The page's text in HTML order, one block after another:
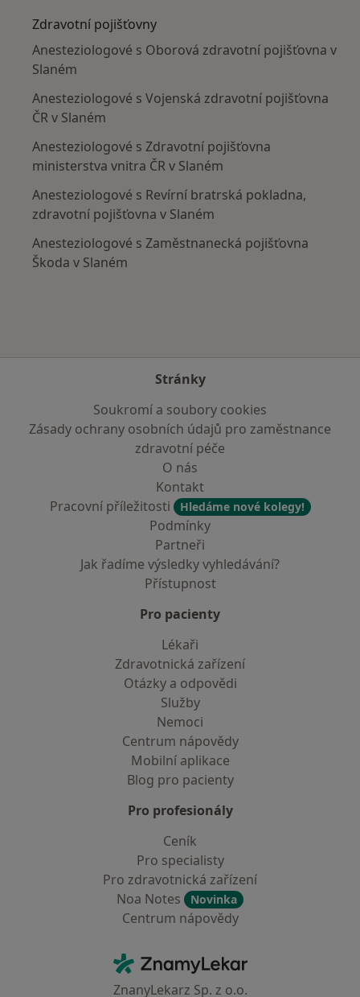
Zdravotní pojišťovny
Anesteziologové s Oborová zdravotní pojišťovna v
Slaném
Anesteziologové s Vojenská zdravotní pojišťovna
ČR v Slaném
Anesteziologové s Zdravotní pojišťovna
ministerstva vnitra ČR v Slaném
Anesteziologové s Revírní bratrská pokladna,
zdravotní pojišťovna v Slaném
Anesteziologové s Zaměstnanecká pojišťovna
Škoda v Slaném
Stránky
Soukromí a soubory cookies
Zásady ochrany osobních údajů pro zaměstnance
zdravotní péče
O nás
Kontakt
Pracovní příležitosti
Hledáme nové kolegy!
Podmínky
Partneři
Jak řadíme výsledky vyhledávání?
Přístupnost
Pro pacienty
Lékaři
Zdravotnická zařízení
Otázky a odpovědi
Služby
Nemoci
Centrum nápovědy
Mobilní aplikace
Blog pro pacienty
Pro profesionály
Ceník
Pro specialisty
Pro zdravotnická zařízení
Noa Notes
Novinka
Centrum nápovědy
ZnamyLekar - Hlavní stránka
ZnanyLekarz Sp. z o.o.